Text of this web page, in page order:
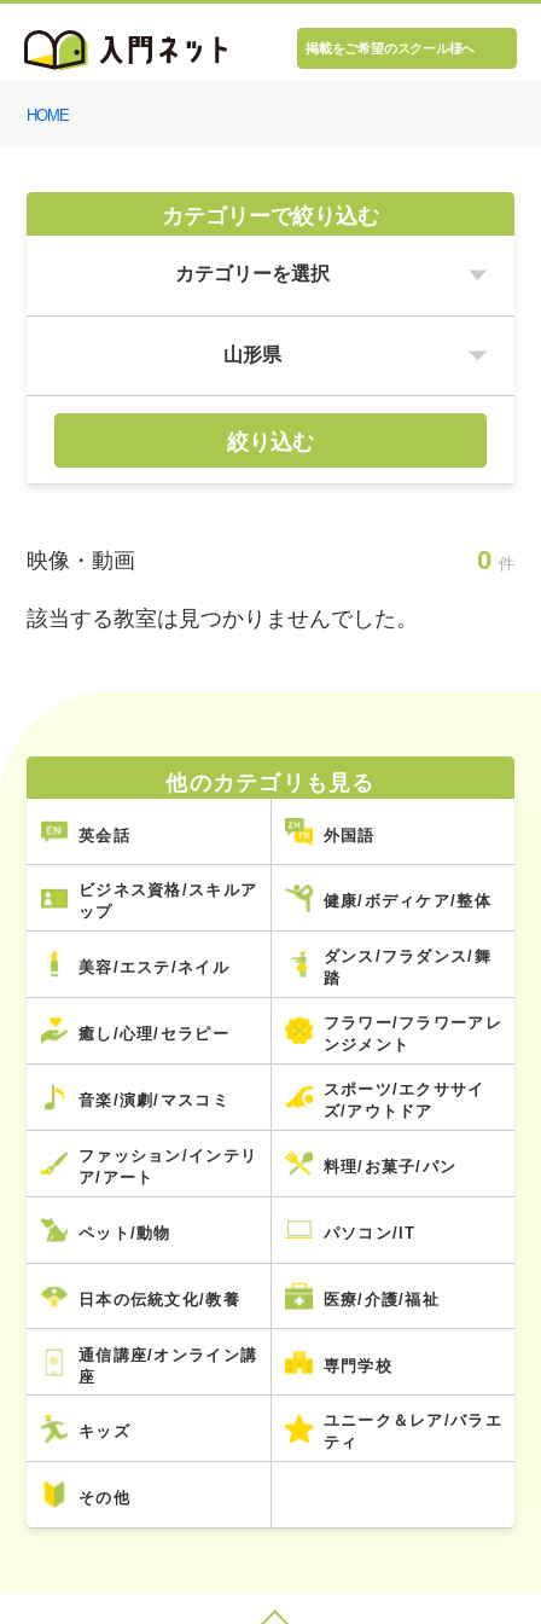
掲載をご希望のスクール様へ
HOME
カテゴリーで絞り込む
絞り込む
映像・動画 0 件
該当する教室は見つかりませんでした。
他のカテゴリも見る
英会話 外国語
ビジネス資格/スキルア
ップ
健康/ボディケア/整体
美容/エステ/ネイル
ダンス/フラダンス/舞
踏
癒し/心理/セラピー
フラワー/フラワーアレ
ンジメント
音楽/演劇/マスコミ
スポーツ/エクササイ
ズ/アウトドア
ファッション/インテリ
ア/アート
料理/お菓子/パン
ペット/動物 パソコン/IT
日本の伝統文化/教養 医療/介護/福祉
通信講座/オンライン講
座
専門学校
キッズ
ユニーク＆レア/バラエ
ティ
その他